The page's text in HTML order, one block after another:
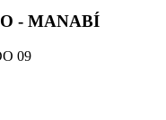
- MANABÍ